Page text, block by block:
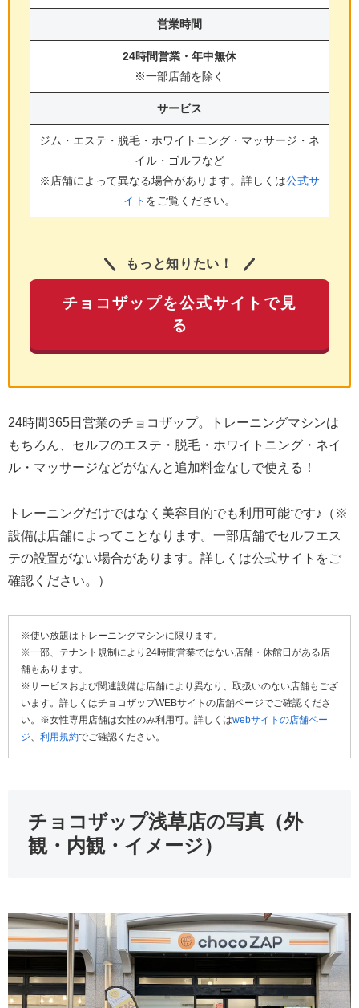
営業時間
24時間営業・年中無休
※一部店舗を除く
サービス
ジム・エステ・脱毛・ホワイトニング・マッサージ・ネ
イル・ゴルフなど
※店舗によって異なる場合があります。詳しくは公式サ
イト をご覧ください。
もっと知りたい！
チョコザップを公式サイトで見
る
24時間365日営業のチョコザップ。トレーニングマシンは
もちろん、セルフのエステ・脱毛・ホワイトニング・ネイ
ル・マッサージなどがなんと追加料金なしで使える！
トレーニングだけではなく美容目的でも利用可能です♪（※
設備は店舗によってことなります。一部店舗でセルフエス
テの設置がない場合があります。詳しくは公式サイトをご
確認ください。）
※使い放題はトレーニングマシンに限ります。
※一部、テナント規制により24時間営業ではない店舗・休館日がある店
舗もあります。
※サービスおよび関連設備は店舗により異なり、取扱いのない店舗もござ
います。詳しくはチョコザップWEBサイトの店舗ページでご確認くださ
い。※女性専用店舗は女性のみ利用可。詳しくはwebサイトの店舗ペー
ジ、 利用規約でご確認ください。
チョコザップ浅草店の写真（外
観・内観・イメージ）